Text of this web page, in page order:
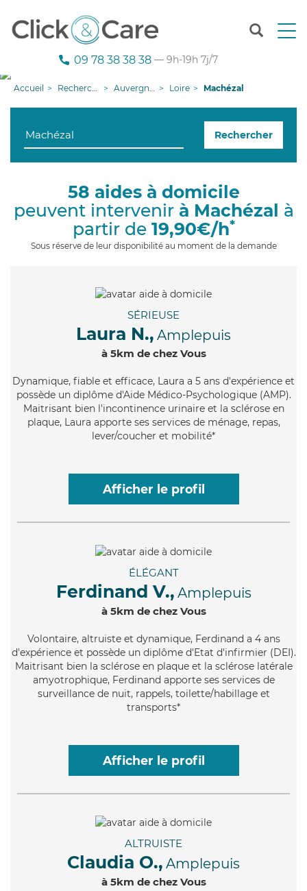
T
n
g
i
09 78 38 38 38 — 9h-19h 7j/7
Accueil Recherche aide à domicile Auvergne-Rhône-Alpes Loire Machézal
Rechercher
58 aides à domicile
peuvent intervenir à Machézal à
partir de 19,90€/h*
Sous réserve de leur disponibilité au moment de la demande
SÉRIEUSE
Laura N., Amplepuis
à 5km de chez Vous
Dynamique, fiable et efficace, Laura a 5 ans d'expérience et
possède un diplôme d'Aide Médico-Psychologique (AMP).
Maitrisant bien l'incontinence urinaire et la sclérose en
plaque, Laura apporte ses services de ménage, repas,
lever/coucher et mobilité*
Afficher le profil
ÉLÉGANT
Ferdinand V., Amplepuis
à 5km de chez Vous
Volontaire, altruiste et dynamique, Ferdinand a 4 ans
d'expérience et possède un diplôme d'Etat d'infirmier (DEI).
Maitrisant bien la sclérose en plaque et la sclérose latérale
amyotrophique, Ferdinand apporte ses services de
surveillance de nuit, rappels, toilette/habillage et
transports*
Afficher le profil
ALTRUISTE
Claudia O., Amplepuis
à 5km de chez Vous